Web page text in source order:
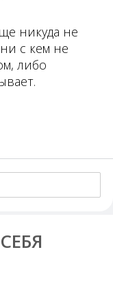
никуда не
с кем не
либо